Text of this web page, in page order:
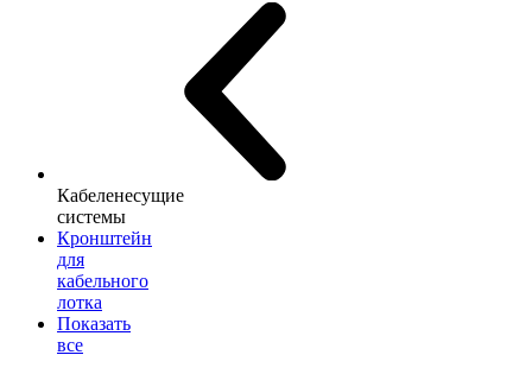
Кабеленесущие
системы
Кронштейн
для
кабельного
лотка
Показать
все